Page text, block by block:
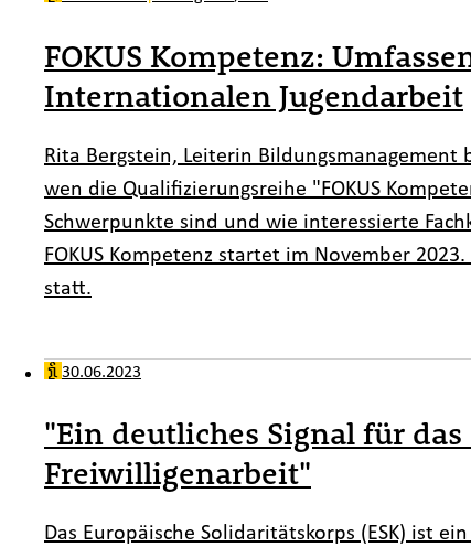
FOKUS Kompetenz:
Internationalen Jugendarbeit
Rita Bergstein, Leiterin
wen die Qualifizierungsreihe "FOKUS
Schwerpunkte sind und wie interessierte
FOKUS Kompetenz startet im November
statt.
30.06.2023
"Ein deutliches Signal für
Freiwilligenarbeit"
Das Europäische Solidaritätskorps (ESK) ist